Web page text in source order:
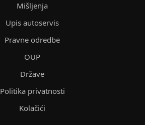
Mišljenja
Upis autoservis
Pravne odredbe
OUP
Države
Politika privatnosti
Kolačići